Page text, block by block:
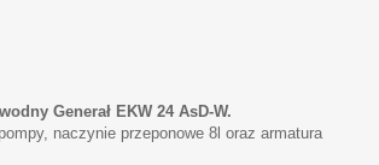
Generał EKW 24 AsD-W.
naczynie przeponowe 8l oraz armatura